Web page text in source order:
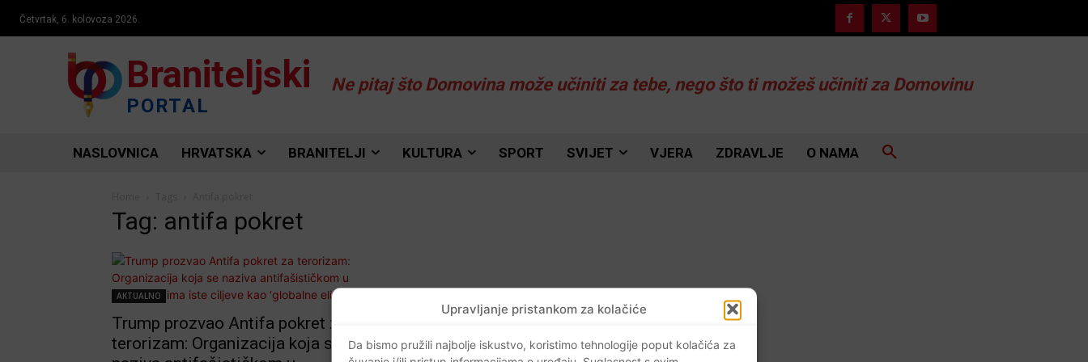
Upravljanje pristankom za kolačiće
Da bismo pružili najbolje iskustvo, koristimo tehnologije poput kolačića za
Četvrtak, 6. kolovoza 2026.
Braniteljski
PORTAL
Ne pitaj što Domovina može učiniti za tebe, nego što ti možeš učiniti za Domovinu
NASLOVNICA HRVATSKA BRANITELJI KULTURA SPORT SVIJET VJERA ZDRAVLJE O NAMA
Tag: antifa pokret
AKTUALNO
Trump prozvao Antifa pokret za
terorizam: Organizacija koja se